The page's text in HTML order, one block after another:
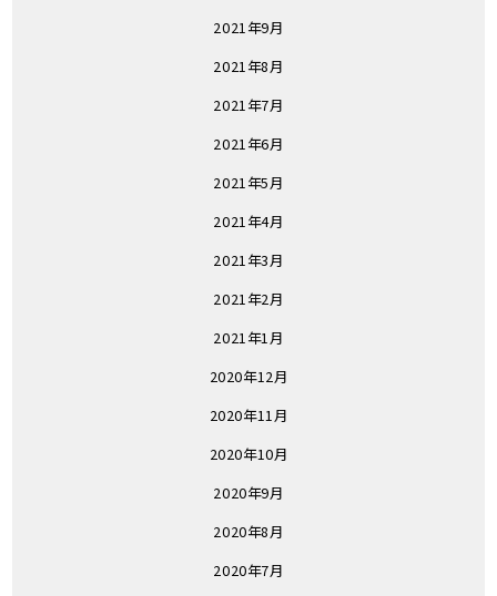
2021年9月
2021年8月
2021年7月
2021年6月
2021年5月
2021年4月
2021年3月
2021年2月
2021年1月
2020年12月
2020年11月
2020年10月
2020年9月
2020年8月
2020年7月